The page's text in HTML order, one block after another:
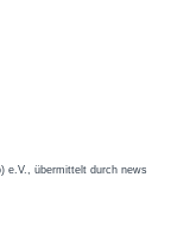
e.V., übermittelt durch news